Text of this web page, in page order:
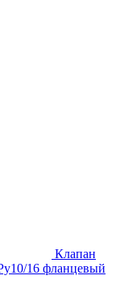
Клапан
16 фланцевый